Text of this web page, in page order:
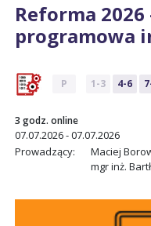
Reforma
programowa
P 1-3 4-6
3 godz. online
07.07.2026 - 07.07.2026
Prowadzący:
Maciej
mgr inż.